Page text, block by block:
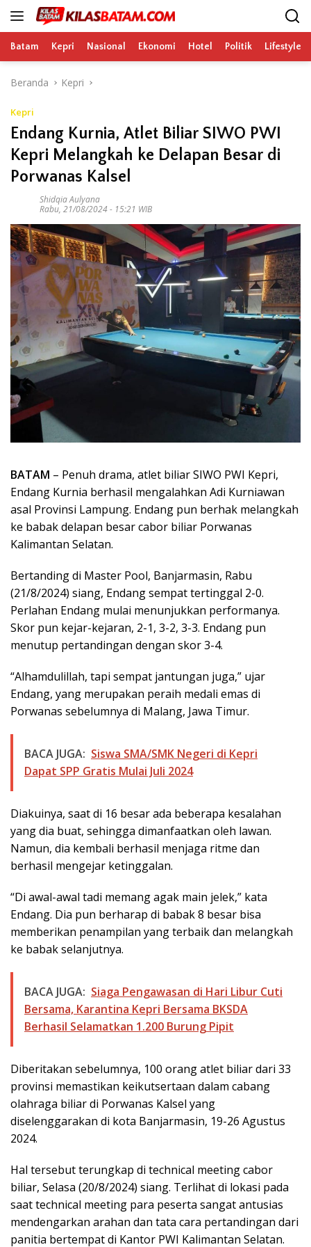
Langsung
Batam Kepri Nasional Ekonomi Hotel Politik Lifestyle
Beranda Kepri
Kepri
Endang Kurnia, Atlet Biliar SIWO PWI
Kepri Melangkah ke Delapan Besar di
Porwanas Kalsel
Shidqia Aulyana
Rabu, 21/08/2024 - 15:21 WIB
BATAM – Penuh drama, atlet biliar SIWO PWI Kepri,
Endang Kurnia berhasil mengalahkan Adi Kurniawan
asal Provinsi Lampung. Endang pun berhak melangkah
ke babak delapan besar cabor biliar Porwanas
Kalimantan Selatan.
Bertanding di Master Pool, Banjarmasin, Rabu
(21/8/2024) siang, Endang sempat tertinggal 2-0.
Perlahan Endang mulai menunjukkan performanya.
Skor pun kejar-kejaran, 2-1, 3-2, 3-3. Endang pun
menutup pertandingan dengan skor 3-4.
“Alhamdulillah, tapi sempat jantungan juga,” ujar
Endang, yang merupakan peraih medali emas di
Porwanas sebelumnya di Malang, Jawa Timur.
BACA JUGA: Siswa SMA/SMK Negeri di Kepri
Dapat SPP Gratis Mulai Juli 2024
Diakuinya, saat di 16 besar ada beberapa kesalahan
yang dia buat, sehingga dimanfaatkan oleh lawan.
Namun, dia kembali berhasil menjaga ritme dan
berhasil mengejar ketinggalan.
“Di awal-awal tadi memang agak main jelek,” kata
Endang. Dia pun berharap di babak 8 besar bisa
memberikan penampilan yang terbaik dan melangkah
ke babak selanjutnya.
BACA JUGA: Siaga Pengawasan di Hari Libur Cuti
Bersama, Karantina Kepri Bersama BKSDA
Berhasil Selamatkan 1.200 Burung Pipit
Diberitakan sebelumnya, 100 orang atlet biliar dari 33
provinsi memastikan keikutsertaan dalam cabang
olahraga biliar di Porwanas Kalsel yang
diselenggarakan di kota Banjarmasin, 19-26 Agustus
2024.
Hal tersebut terungkap di technical meeting cabor
biliar, Selasa (20/8/2024) siang. Terlihat di lokasi pada
saat technical meeting para peserta sangat antusias
mendengarkan arahan dan tata cara pertandingan dari
panitia bertempat di Kantor PWI Kalimantan Selatan.